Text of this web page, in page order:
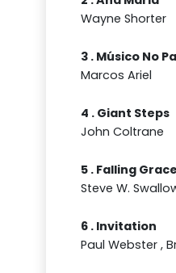
Wayne Shorter
3 . Músico No
Marcos Ariel
4 . Giant Steps
John Coltrane
5 . Falling Grace
Steve W.
6 . Invitation
Paul Webster ,